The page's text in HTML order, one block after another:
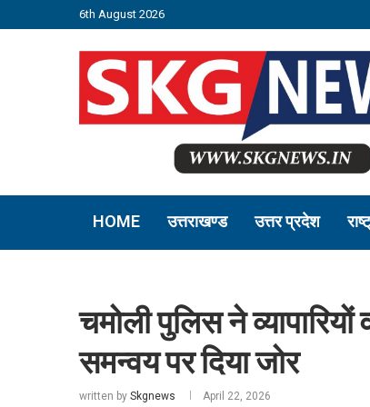
6th August 2026
HOME उत्तराखण्ड उत्तर प्रदेश
चमोली पुलिस ने
समन्वय पर दिया जोर
written by Skgnews April 22, 2026